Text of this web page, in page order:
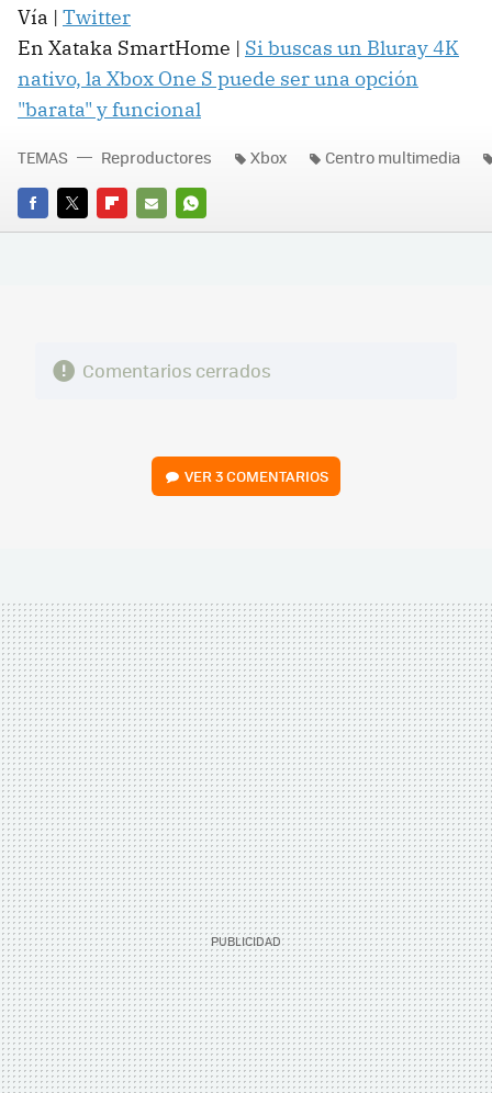
Vía | Twitter
En Xataka SmartHome | Si buscas un Bluray 4K
nativo, la Xbox One S puede ser una opción
"barata" y funcional
FACEBOOK
TWITTERFLIPBOARD
E-
WHATSAPP
TEMAS Reproductores Xbox Centro multimedia
Comentarios cerrados
VER3 COMENTARIOS